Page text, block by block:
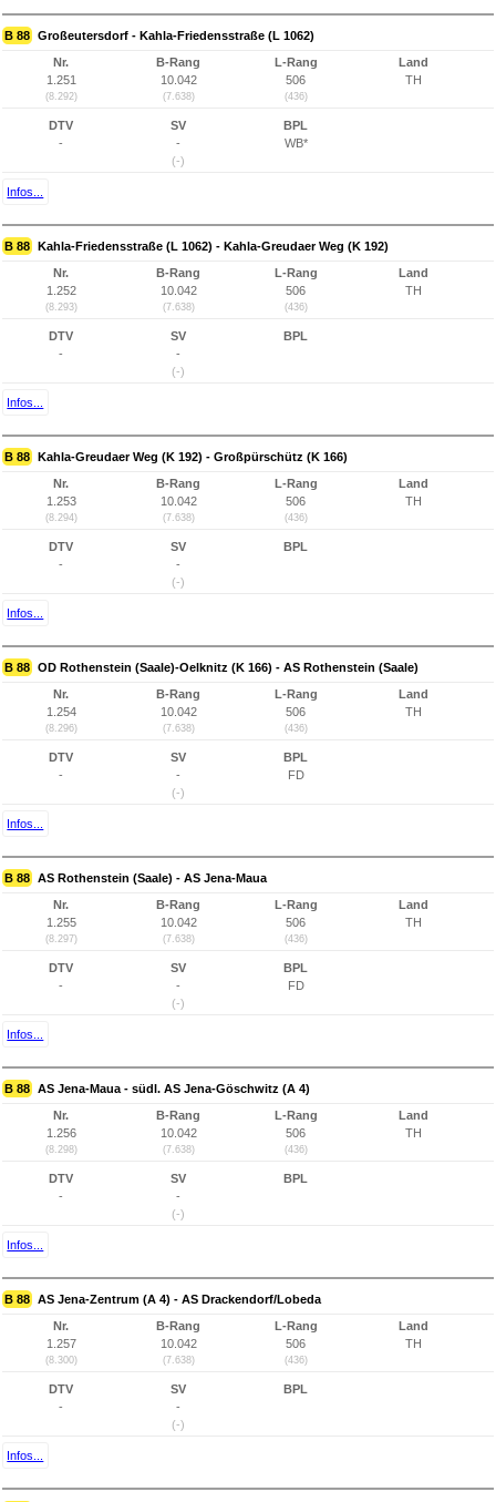
B 88 Großeutersdorf - Kahla-Friedensstraße (L 1062)
Nr.
1.251
(8.292)
B-Rang
10.042
(7.638)
L-Rang
506
(436)
Land
TH
DTV
-
SV
-
(-)
BPL
WB*
Infos...
B 88 Kahla-Friedensstraße (L 1062) - Kahla-Greudaer Weg (K 192)
Nr.
1.252
(8.293)
B-Rang
10.042
(7.638)
L-Rang
506
(436)
Land
TH
DTV
-
SV
-
(-)
BPL
Infos...
B 88 Kahla-Greudaer Weg (K 192) - Großpürschütz (K 166)
Nr.
1.253
(8.294)
B-Rang
10.042
(7.638)
L-Rang
506
(436)
Land
TH
DTV
-
SV
-
(-)
BPL
Infos...
B 88 OD Rothenstein (Saale)-Oelknitz (K 166) - AS Rothenstein (Saale)
Nr.
1.254
(8.296)
B-Rang
10.042
(7.638)
L-Rang
506
(436)
Land
TH
DTV
-
SV
-
(-)
BPL
FD
Infos...
B 88 AS Rothenstein (Saale) - AS Jena-Maua
Nr.
1.255
(8.297)
B-Rang
10.042
(7.638)
L-Rang
506
(436)
Land
TH
DTV
-
SV
-
(-)
BPL
FD
Infos...
B 88 AS Jena-Maua - südl. AS Jena-Göschwitz (A 4)
Nr.
1.256
(8.298)
B-Rang
10.042
(7.638)
L-Rang
506
(436)
Land
TH
DTV
-
SV
-
(-)
BPL
Infos...
B 88 AS Jena-Zentrum (A 4) - AS Drackendorf/Lobeda
Nr.
1.257
(8.300)
B-Rang
10.042
(7.638)
L-Rang
506
(436)
Land
TH
DTV
-
SV
-
(-)
BPL
Infos...